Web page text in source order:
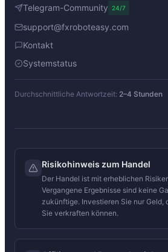
Telegram-Community 24/7
support@fxroboteasy.com
Kontakt
Systemstatus
Durchschnittliche Antwortzeit: 2–4 Stunden
Risikohinweis zum Handel
Der Handel ist mit erheblichen
Vergangene Ergebnisse sind keine
zukünftige. Investieren Sie nur Geld,
Sie verkraften können.